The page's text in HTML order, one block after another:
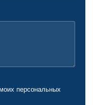
персональных